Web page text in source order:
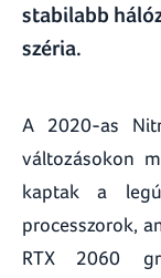
stabilabb
széria.
A 2020-as
változásokon
kaptak a
processzorok,
RTX 2060